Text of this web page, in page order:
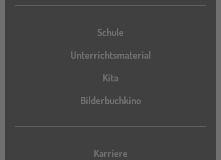
Schule
Unterrichtsmaterial
Kita
Bilderbuchkino
Karriere